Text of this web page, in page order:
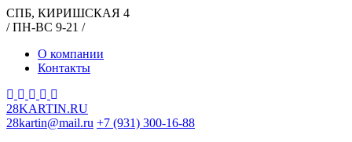
СПБ, КИРИШСКАЯ 4
/ ПН-ВС 9-21 /
О компании
Контакты
28KARTIN.RU
28kartin@mail.ru +7 (931) 300-16-88